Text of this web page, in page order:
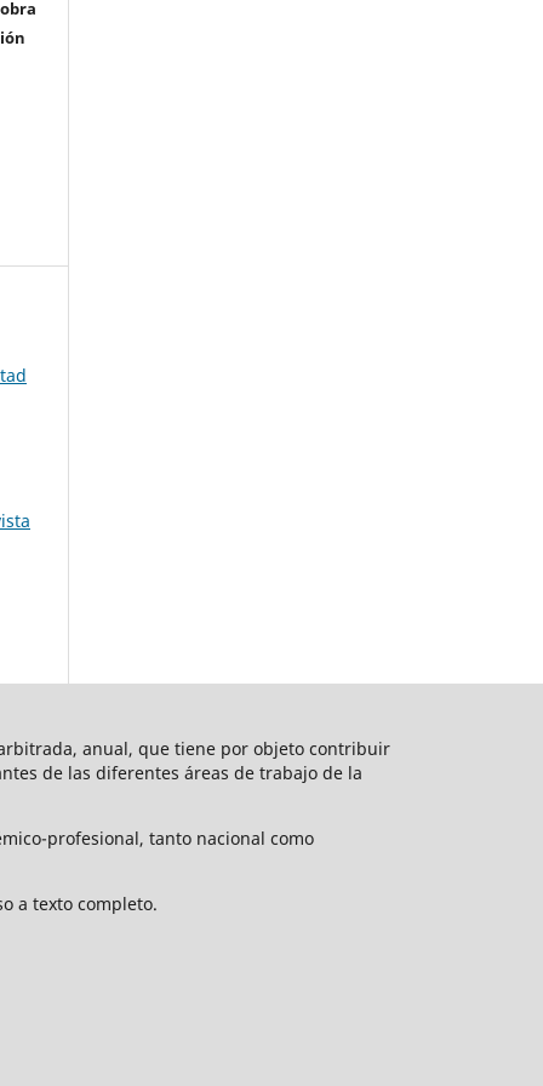
anual, que tiene por objeto contribuir
de las diferentes áreas de trabajo de la
profesional, tanto nacional como
a texto completo.